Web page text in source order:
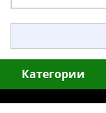
Категории